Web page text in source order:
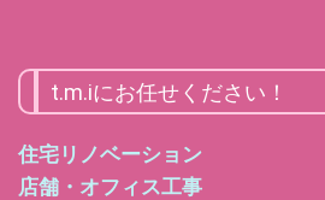
t.m.iにお任せください！
住宅リノベーション
店舗・オフィス工事